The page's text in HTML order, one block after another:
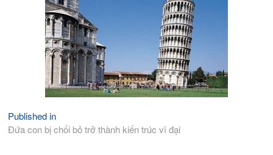
Điều
hướng
Published in
Đứa con bị chối bỏ trở thành kiến trúc vĩ đại